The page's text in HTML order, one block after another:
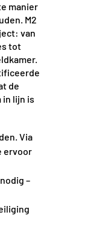
manier
M2
van
tot
de
in lijn is
Via
ervoor
–